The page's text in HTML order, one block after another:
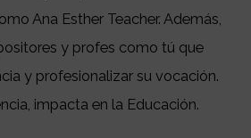
Ana Esther Teacher. Además,
y profes como tú que
y profesionalizar su vocación.
impacta en la Educación.